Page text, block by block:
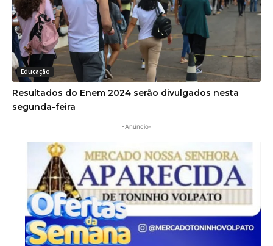
Educação
Resultados do Enem 2024 serão divulgados nesta
segunda-feira
-Anúncio-